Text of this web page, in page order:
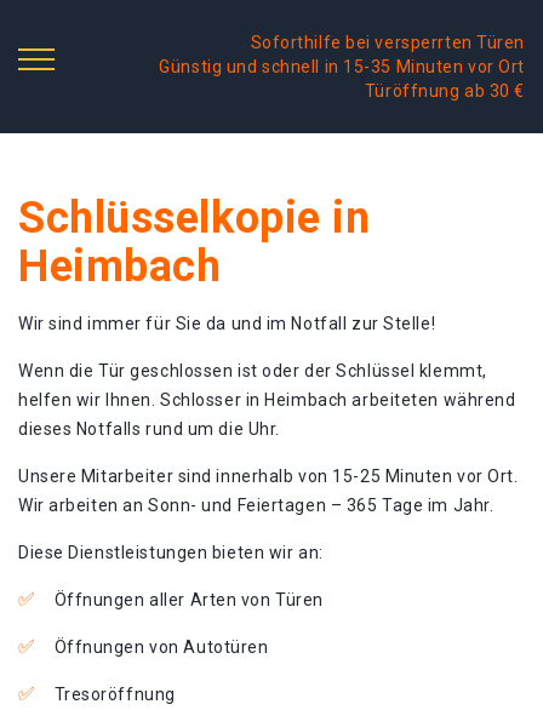
Soforthilfe bei versperrten Türen
Günstig und schnell in 15-35 Minuten vor Ort
Türöffnung ab 30 €
Schlüsselkopie in
Heimbach
Wir sind immer für Sie da und im Notfall zur Stelle!
Wenn die Tür geschlossen ist oder der Schlüssel klemmt,
helfen wir Ihnen. Schlosser in Heimbach arbeiteten während
dieses Notfalls rund um die Uhr.
Unsere Mitarbeiter sind innerhalb von 15-25 Minuten vor Ort.
Wir arbeiten an Sonn- und Feiertagen – 365 Tage im Jahr.
Diese Dienstleistungen bieten wir an:
Öffnungen aller Arten von Türen
Öffnungen von Autotüren
Tresoröffnung